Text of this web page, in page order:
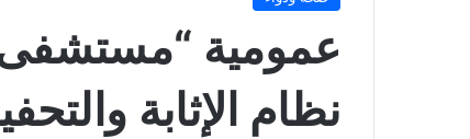
عمومية “مستشفى
نظام الإثابة